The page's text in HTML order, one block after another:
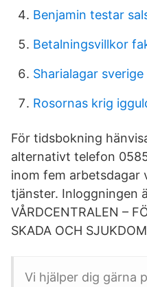
Benjamin testar
Betalningsvillkor
Sharialagar sverige
Rosornas krig
För tidsbokning
alternativt telefon
inom fem arbetsdagar
tjänster. Inloggningen
VÅRDCENTRALEN –
SKADA OCH
Vi hjälper dig gärna